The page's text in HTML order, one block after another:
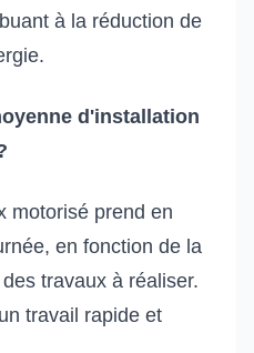
à la réduction de
d'installation
motorisé prend en
en fonction de la
travaux à réaliser.
travail rapide et